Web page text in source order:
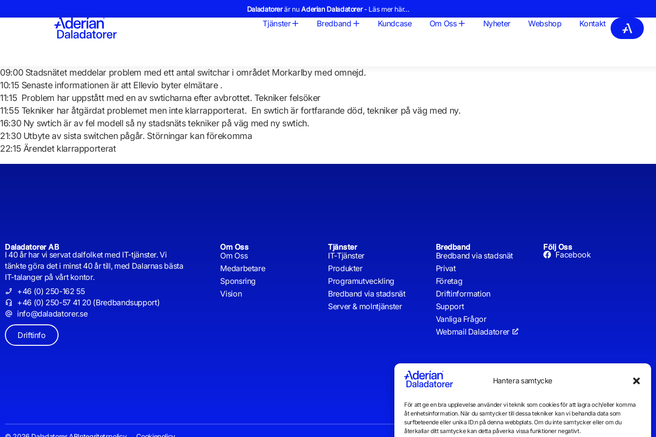
Hantera samtycke
För att ge en bra upplevelse använder vi teknik som cookies för att lagra och/eller komma
åt enhetsinformation. När du samtycker till dessa tekniker kan vi behandla data som
surfbeteende eller unika ID:n på denna webbplats. Om du inte samtycker eller om du
återkallar ditt samtycke kan detta påverka vissa funktioner negativt.
Daladatorerär nuAderian Daladatorer- Läs mer här...
Tjänster Bredband Kundcase Om Oss Nyheter Webshop Kontakt
09:00 Stadsnätet meddelar problem med ett antal switchar i området Morkarlby med omnejd.
10:15 Senaste informationen är att Ellevio byter elmätare .
11:15 Problem har uppstått med en av swticharna efter avbrottet. Tekniker felsöker
11:55 Tekniker har åtgärdat problemet men inte klarrapporterat. En swtich är fortfarande död, tekniker på väg med ny.
16:30 Ny swtich är av fel modell så ny stadsnäts tekniker på väg med ny swtich.
21:30 Utbyte av sista switchen pågår. Störningar kan förekomma
22:15 Ärendet klarrapporterat
Daladatorer AB
I 40 år har vi servat dalfolket med IT-tjänster. Vi
tänkte göra det i minst 40 år till, med Dalarnas bästa
IT-talanger på vårt kontor.
+46 (0) 250-162 55
+46 (0) 250-57 41 20 (Bredbandsupport)
info@daladatorer.se
Driftinfo
Om Oss
Om Oss
Medarbetare
Sponsring
Vision
Tjänster
IT-Tjänster
Produkter
Programutveckling
Bredband via stadsnät
Server & molntjänster
Bredband
Bredband via stadsnät
Privat
Företag
Driftinformation
Support
Vanliga Frågor
Webmail Daladatorer
Följ Oss
Facebook